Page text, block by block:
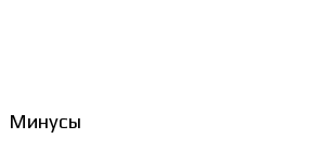
Минусы